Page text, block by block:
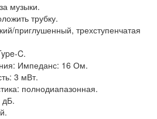
музыки.
трубку.
приглушенный, трехступенчатая
C.
Импеданс: 16 Ом.
3 мВт.
полнодиапазонная.
дБ.